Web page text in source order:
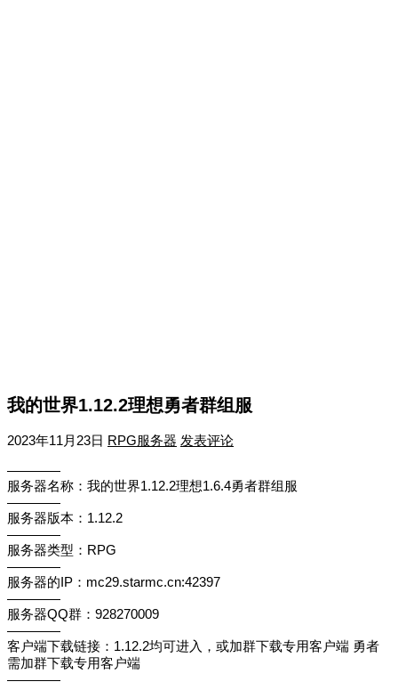
我的世界1.12.2理想勇者群组服
2023年11月23日 RPG服务器 发表评论
————
服务器名称：我的世界1.12.2理想1.6.4勇者群组服
————
服务器版本：1.12.2
————
服务器类型：RPG
————
服务器的IP：mc29.starmc.cn:42397
————
服务器QQ群：928270009
————
客户端下载链接：1.12.2均可进入，或加群下载专用客户端 勇者
需加群下载专用客户端
————